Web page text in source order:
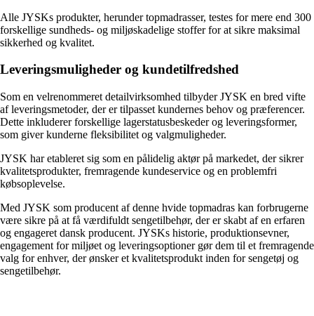
Alle JYSKs produkter, herunder topmadrasser, testes for mere end 300
forskellige sundheds- og miljøskadelige stoffer for at sikre maksimal
sikkerhed og kvalitet.
Leveringsmuligheder og kundetilfredshed
Som en velrenommeret detailvirksomhed tilbyder JYSK en bred vifte
af leveringsmetoder, der er tilpasset kundernes behov og præferencer.
Dette inkluderer forskellige lagerstatusbeskeder og leveringsformer,
som giver kunderne fleksibilitet og valgmuligheder.
JYSK har etableret sig som en pålidelig aktør på markedet, der sikrer
kvalitetsprodukter, fremragende kundeservice og en problemfri
købsoplevelse.
Med JYSK som producent af denne hvide topmadras kan forbrugerne
være sikre på at få værdifuldt sengetilbehør, der er skabt af en erfaren
og engageret dansk producent. JYSKs historie, produktionsevner,
engagement for miljøet og leveringsoptioner gør dem til et fremragende
valg for enhver, der ønsker et kvalitetsprodukt inden for sengetøj og
sengetilbehør.